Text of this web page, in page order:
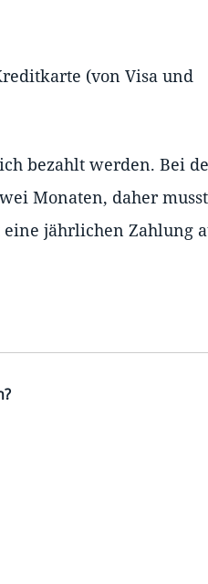
(von Visa und
bezahlt werden. Bei
Monaten, daher
jährlichen Zahlung